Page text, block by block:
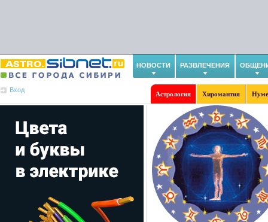
НОВОСТИ РАЗВЛЕЧЕНИЯ
Вход
Астрология Хиромантия